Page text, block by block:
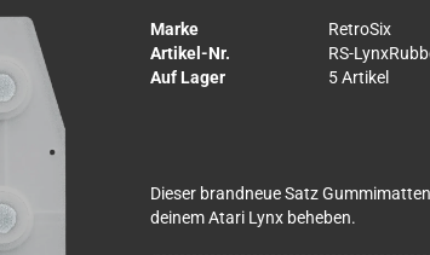
Marke
RetroSix
Artikel-Nr.
RS-
Auf Lager
5 Artikel
Dieser brandneue Satz
deinem Atari Lynx beheben.